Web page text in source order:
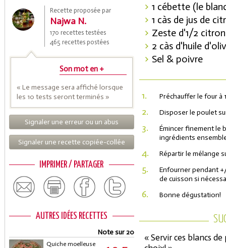
Recette proposée par
Najwa N.
170 recettes testées
465 recettes postées
Son mot en +
« Le message sera affiché lorsque
les 10 tests seront terminés »
Signaler une erreur ou un abus
Signaler une recette copiée-collée
IMPRIMER / PARTAGER
AUTRES IDÉES RECETTES
Note sur 20
Quiche moelleuse
1 cébette (le
1 càs de jus de
Zeste d'1/2 citron
2 càs d'huile
Sel & poivre
1. Préchauffer le four à
2. Disposer le poulet
3.
Émincer finement le
ingrédients
4. Répartir le mélange
5.
Enfourner pendant
de cuisson si
6. Bonne dégustation!
« Servir ces blancs
Saveurs de l'Année